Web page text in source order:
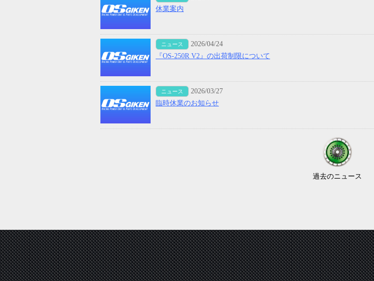
過去のニュース